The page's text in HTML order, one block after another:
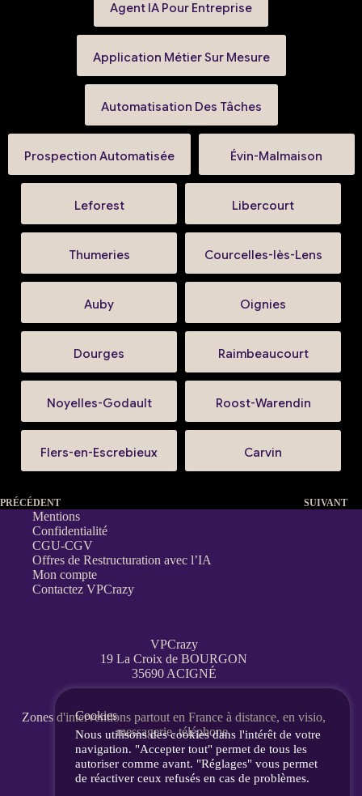
Agent IA Pour Entreprise
Application Métier Sur Mesure
Automatisation Des Tâches
Prospection Automatisée Évin-Malmaison
Leforest Libercourt
Thumeries Courcelles-lès-Lens
Auby Oignies
Dourges Raimbeaucourt
Noyelles-Godault Roost-Warendin
Flers-en-Escrebieux Carvin
PRÉCÉDENT SUIVANT
Mentions
Confidentialité
CGU-CGV
Offres de Restructuration avec l’IA
Mon compte
Contactez VPCrazy
VPCrazy
19 La Croix de BOURGON
35690 ACIGNÉ
Zones d'interventions partout en France à distance, en visio,
messagerie, téléphone.
Cookies
Nous utilisons des cookies dans l'intérêt de votre
navigation. "Accepter tout" permet de tous les
autoriser comme avant. "Réglages" vous permet
de réactiver ceux refusés en cas de problèmes.